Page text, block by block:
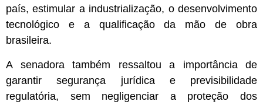
país, estimular a industrialização, o desenvolvimento
tecnológico e a qualificação da mão de obra
brasileira.
A senadora também ressaltou a importância de
garantir segurança jurídica e previsibilidade
regulatória, sem negligenciar a proteção dos